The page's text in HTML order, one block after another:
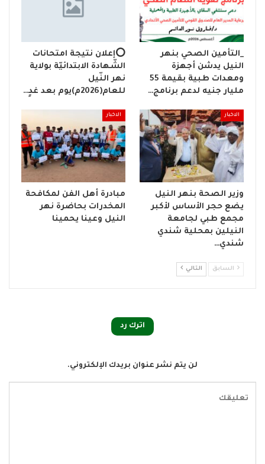
_التأمين الصحي بنهر
النيل يدشن أجهزة
ومعدات طبية بقيمة 55
مليار جنيه لدعم برنامج…
⭕إعلان نتيجة امتحانات
الشّهادة الابتدائيّة بولاية
نهر النّيل
للعام(2026م)يوم بعد غدٍ…
الاخبار
وزير الصحة بنهر النيل
يضع حجر الأساس لأكبر
مجمع طبي لجامعة
النيلين بمحلية شندي
شندي…
الاخبار
مبادرة أهل الفن لمكافحة
المخدرات بحاضرة نهر
النيل وعينا يحمينا
السابق التالي
اترك رد
لن يتم نشر عنوان بريدك الإلكتروني.